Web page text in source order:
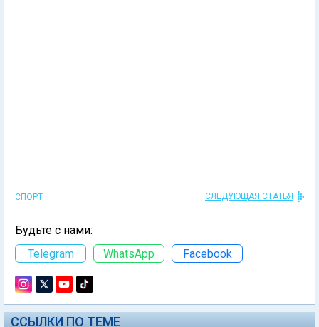
СПОРТ СЛЕДУЮЩАЯ СТАТЬЯ
Будьте с нами:
Telegram
WhatsApp Facebook
ССЫЛКИ ПО ТЕМЕ